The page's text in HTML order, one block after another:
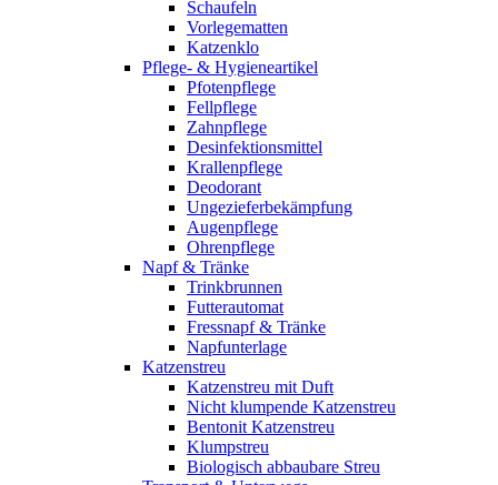
Schaufeln
Vorlegematten
Katzenklo
Pflege- & Hygieneartikel
Pfotenpflege
Fellpflege
Zahnpflege
Desinfektionsmittel
Krallenpflege
Deodorant
Ungezieferbekämpfung
Augenpflege
Ohrenpflege
Napf & Tränke
Trinkbrunnen
Futterautomat
Fressnapf & Tränke
Napfunterlage
Katzenstreu
Katzenstreu mit Duft
Nicht klumpende Katzenstreu
Bentonit Katzenstreu
Klumpstreu
Biologisch abbaubare Streu